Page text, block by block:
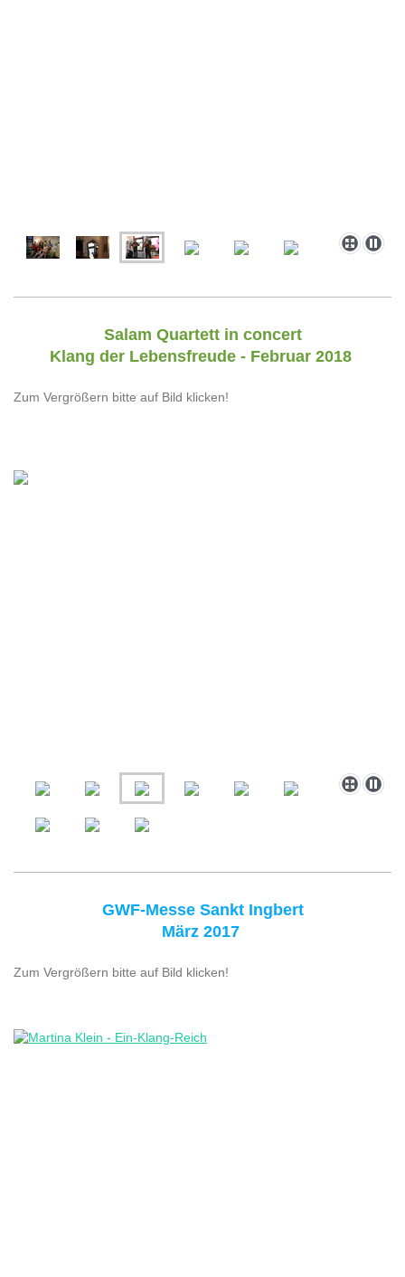
Salam Quartett in concert
Klang der Lebensfreude - Februar 2018
Zum Vergrößern bitte auf Bild klicken!
GWF-Messe Sankt Ingbert
März 2017
Zum Vergrößern bitte auf Bild klicken!